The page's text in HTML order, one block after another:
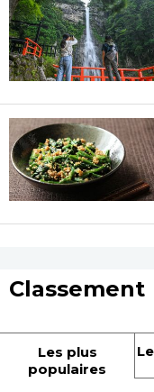
Classement
Les plus
populaires